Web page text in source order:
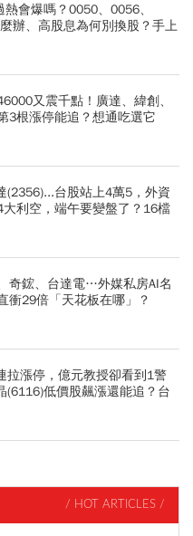
會爆嗎？0050、0056、
辦、高股息為何別換股？手上
又震千點！廣達、緯創、
3根漲停能追？想通吃選它
(2356)...台股站上4萬5，外資
利空，端午要變盤了？16檔
奇鋐、台達電…外媒私房AI名
衝29倍「天花板在哪」？
拉漲停，億元教授卻看到1警
(6116)低價股飆漲還能追？台
/ HOT ARTICLES /